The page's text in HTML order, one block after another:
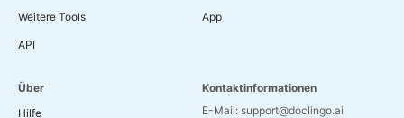
Weitere Tools
API
App
Über
Hilfe
Kontaktinformationen
E-Mail: support@doclingo.ai